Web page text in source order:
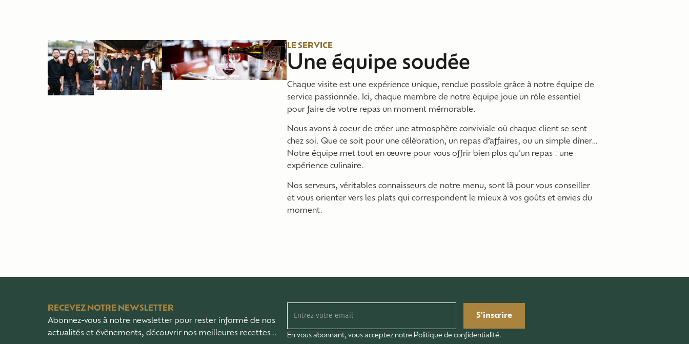
LE SERVICE
Une équipe soudée
Chaque visite est une expérience unique, rendue possible grâce à notre équipe de
service passionnée. Ici, chaque membre de notre équipe joue un rôle essentiel
pour faire de votre repas un moment mémorable.
Nous avons à coeur de créer une atmosphère conviviale où chaque client se sent
chez soi. Que ce soit pour une célébration, un repas d’affaires, ou un simple dîner…
Notre équipe met tout en œuvre pour vous offrir bien plus qu’un repas : une
expérience culinaire.
Nos serveurs, véritables connaisseurs de notre menu, sont là pour vous conseiller
et vous orienter vers les plats qui correspondent le mieux à vos goûts et envies du
moment.
RECEVEZ NOTRE NEWSLETTER
Abonnez-vous à notre newsletter pour rester informé de nos
actualités et évènements, découvrir nos meilleures recettes…
S'inscrire
En vous abonnant, vous acceptez notre Politique de confidentialité.